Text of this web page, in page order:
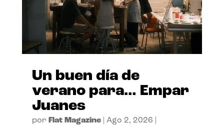
Un buen día de
verano para… Empar
Juanes
por Flat Magazine| Ago 2, 2026